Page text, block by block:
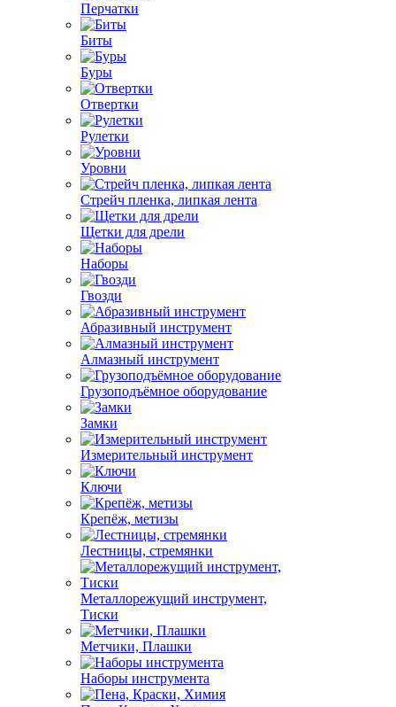
Перчатки
Биты
Буры
Отвертки
Рулетки
Уровни
Стрейч пленка, липкая лента
Щетки для дрели
Наборы
Гвозди
Абразивный инструмент
Алмазный инструмент
Грузоподъёмное оборудование
Замки
Измерительный инструмент
Ключи
Крепёж, метизы
Лестницы, стремянки
Металлорежущий инструмент,
Тиски
Метчики, Плашки
Наборы инструмента